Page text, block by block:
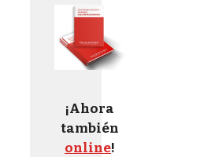
¡Ahora
también
online!